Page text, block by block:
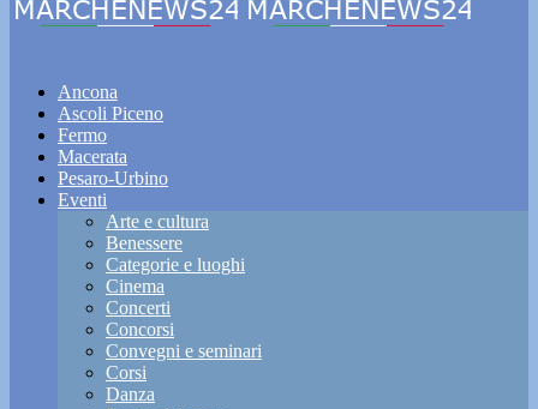
Ancona
Ascoli Piceno
Fermo
Macerata
Pesaro-Urbino
Eventi
Arte e cultura
Benessere
Categorie e luoghi
Cinema
Concerti
Concorsi
Convegni e seminari
Corsi
Danza